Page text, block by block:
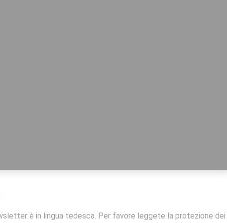
è in lingua tedesca. Per favore leggete la protezione dei